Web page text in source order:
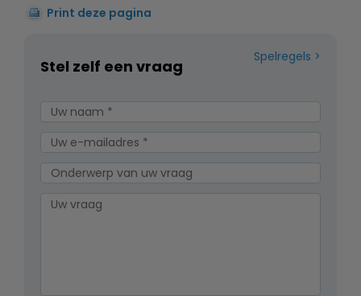
Print deze pagina
Spelregels
Stel zelf een vraag